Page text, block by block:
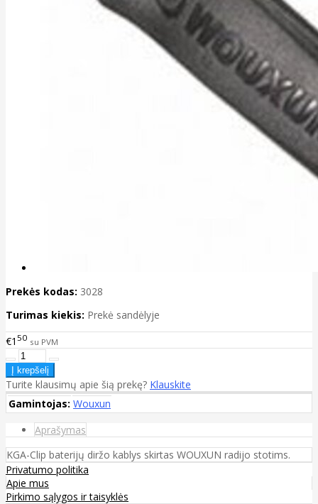
Prekės kodas: 3028
Turimas kiekis: Prekė sandėlyje
€1 50 su PVM
Turite klausimų apie šią prekę? Klauskite
Gamintojas: Wouxun
Aprašymas
KGA-Clip baterijų diržo kablys skirtas WOUXUN radijo stotims.
Privatumo politika
Apie mus
Pirkimo sąlygos ir taisyklės